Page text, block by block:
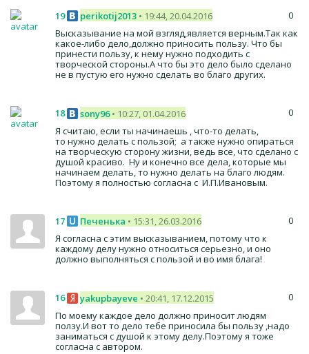
0
19 perikotij2013 • 19:44, 20.04.2016
Высказывание на мой взгляд,является верным.Так как
какое-либо дело,должно приносить пользу. Что бы
принести пользу, к нему нужно подходить с
творческой стороны.А что бы это дело было сделано
не в пустую его нужно сделать во благо других.
0
18 sony96 • 10:27, 01.04.2016
Я считаю, если ты начинаешь , что-то делать,
то нужно делать с пользой; а также нужно опираться
на творческую сторону жизни, ведь все, что сделано с
душой красиво. Ну и конечно все дела, которые мы
начинаем делать, то нужно делать на благо людям.
Поэтому я полностью согласна с И.П.Ивановым.
0
17 Печенька • 15:31, 26.03.2016
Я согласна с этим высказыванием, потому что к
каждому делу нужно относиться серьезно, и оно
должно выполняться с пользой и во имя блага!
0
16 yakupbayeve • 20:41, 17.12.2015
По моему каждое дело должно приносит людям
ползу.И вот то дело тебе приносила бы пользу ,надо
заниматься с душой к этому делу.Поэтому я тоже
согласна с автором.